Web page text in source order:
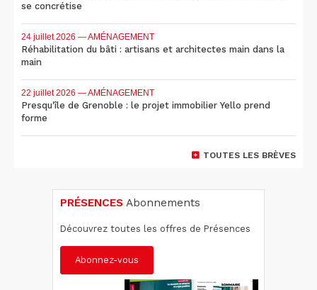
se concrétise
24 juillet 2026 — AMÉNAGEMENT
Réhabilitation du bâti : artisans et architectes main dans la
main
22 juillet 2026 — AMÉNAGEMENT
Presqu'île de Grenoble : le projet immobilier Yello prend
forme
TOUTES LES BRÈVES
PRÉSENCES Abonnements
Découvrez toutes les offres de Présences
Abonnez-vous